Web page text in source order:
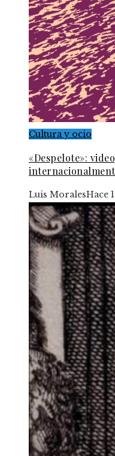
Cultura y ocio
«Despelote»:
Luis MoralesHace